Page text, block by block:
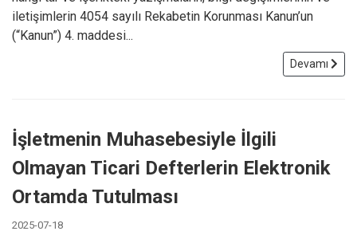
iletişimlerin 4054 sayılı Rekabetin Korunması Kanun’un
(“Kanun”) 4. maddesi...
Devamı
İşletmenin Muhasebesiyle İlgili
Olmayan Ticari Defterlerin Elektronik
Ortamda Tutulması
2025-07-18